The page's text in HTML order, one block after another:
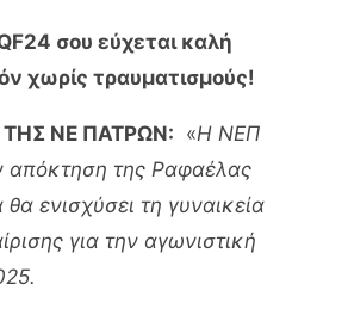
σου εύχεται καλή
χωρίς τραυματισμούς!
ΝΕ ΠΑΤΡΩΝ: «Η ΝΕΠ
απόκτηση της Ραφαέλας
ενισχύσει τη γυναικεία
για την αγωνιστική